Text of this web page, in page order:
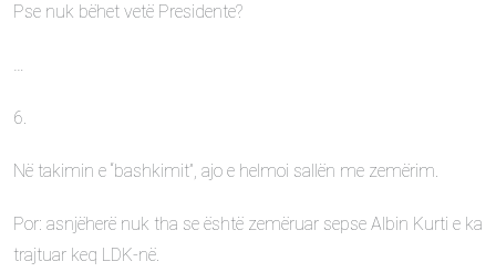
Pse nuk bëhet vetë Presidente?
…
6.
Në takimin e “bashkimit”, ajo e helmoi sallën me zemërim.
Por: asnjëherë nuk tha se është zemëruar sepse Albin Kurti e ka
trajtuar keq LDK-në.